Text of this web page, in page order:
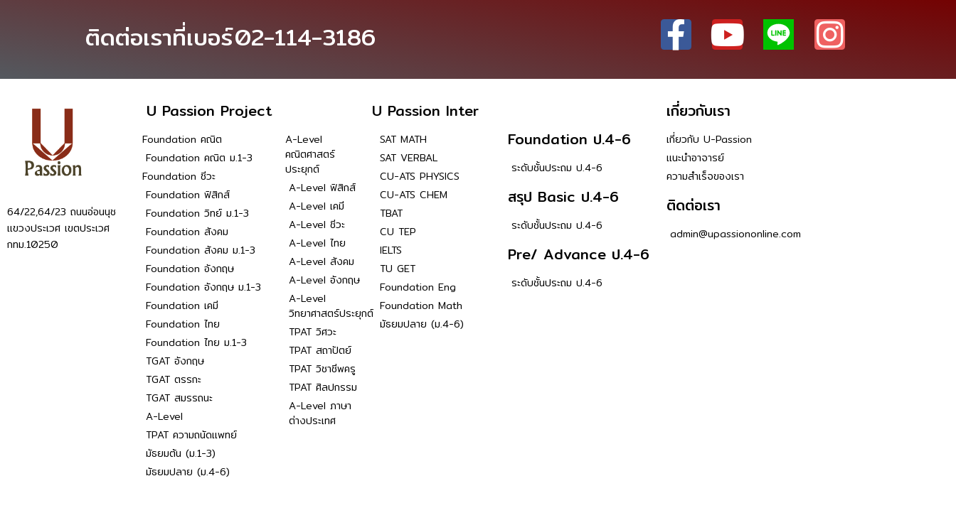
ติดต่อเราที่เบอร์02-114-3186
U Passion Project U Passion Inter เกี่ยวกับเรา
64/22,64/23 ถนนอ่อนนุช
แขวงประเวศ เขตประเวศ
กทม.10250
Foundation คณิต
Foundation คณิต ม.1-3
Foundation ชีวะ
Foundation ฟิสิกส์
Foundation วิทย์ ม.1-3
Foundation สังคม
Foundation สังคม ม.1-3
Foundation อังกฤษ
Foundation อังกฤษ ม.1-3
Foundation เคมี
Foundation ไทย
Foundation ไทย ม.1-3
TGAT อังกฤษ
TGAT ตรรกะ
TGAT สมรรถนะ
A-Level
TPAT ความถนัดแพทย์
มัธยมต้น (ม.1-3)
มัธยมปลาย (ม.4-6)
A-Level
คณิตศาสตร์
ประยุกต์
A-Level ฟิสิกส์
A-Level เคมี
A-Level ชีวะ
A-Level ไทย
A-Level สังคม
A-Level อังกฤษ
A-Level
วิทยาศาสตร์ประยุกต์
TPAT วิศวะ
TPAT สถาปัตย์
TPAT วิชาชีพครู
TPAT ศิลปกรรม
A-Level ภาษา
ต่างประเทศ
SAT MATH
SAT VERBAL
CU-ATS PHYSICS
CU-ATS CHEM
TBAT
CU TEP
IELTS
TU GET
Foundation Eng
Foundation Math
มัธยมปลาย (ม.4-6)
Foundation ป.4-6
ระดับชั้นประถม ป.4-6
สรุป Basic ป.4-6
ระดับชั้นประถม ป.4-6
Pre/ Advance ป.4-6
ระดับชั้นประถม ป.4-6
เกี่ยวกับ U-Passion
แนะนำอาจารย์
ความสำเร็จของเรา
ติดต่อเรา
admin@upassiononline.com